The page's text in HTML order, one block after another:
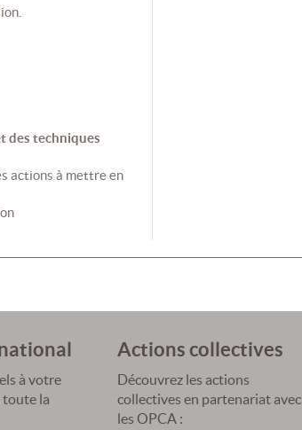
des techniques
actions à mettre en
à votre
la
Actions collectives
Découvrez les actions
collectives en partenariat avec
les OPCA :